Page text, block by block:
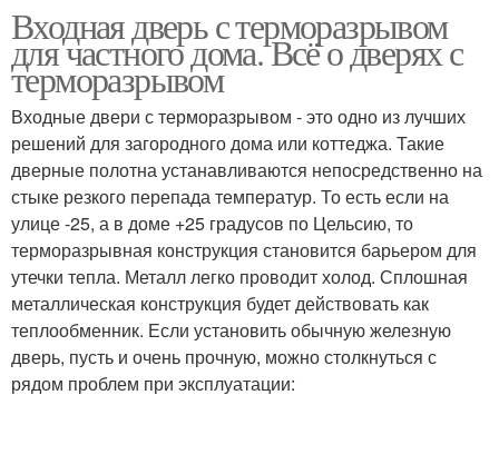
Входная дверь с терморазрывом
для частного дома. Всё о дверях с
терморазрывом
Входные двери с терморазрывом - это одно из лучших
решений для загородного дома или коттеджа. Такие
дверные полотна устанавливаются непосредственно на
стыке резкого перепада температур. То есть если на
улице -25, а в доме +25 градусов по Цельсию, то
терморазрывная конструкция становится барьером для
утечки тепла. Металл легко проводит холод. Сплошная
металлическая конструкция будет действовать как
теплообменник. Если установить обычную железную
дверь, пусть и очень прочную, можно столкнуться с
рядом проблем при эксплуатации: